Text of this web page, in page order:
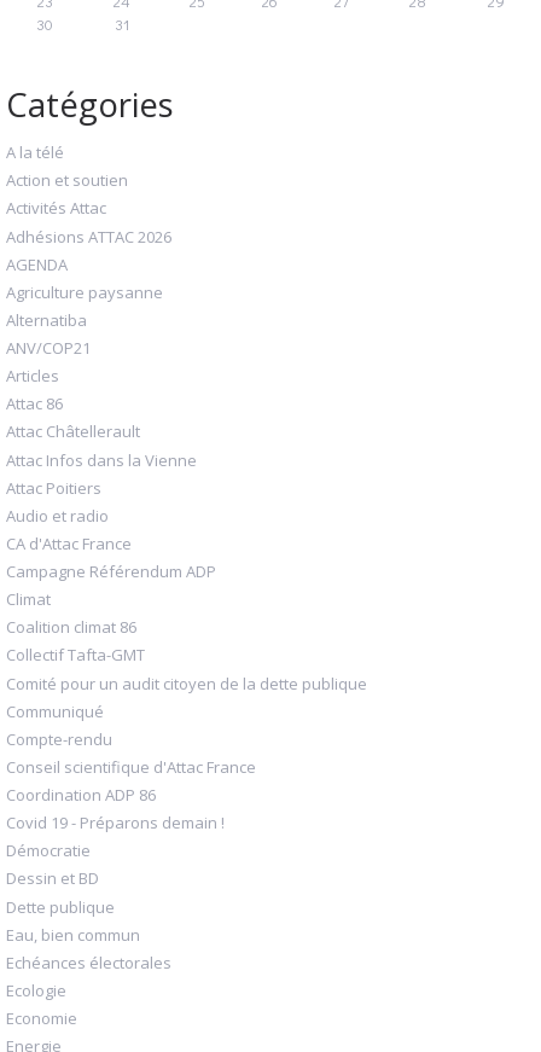
30
31
Catégories
A la télé
Action et soutien
Activités Attac
Adhésions ATTAC 2026
AGENDA
Agriculture paysanne
Alternatiba
ANV/COP21
Articles
Attac 86
Attac Châtellerault
Attac Infos dans la Vienne
Attac Poitiers
Audio et radio
CA d'Attac France
Campagne Référendum ADP
Climat
Coalition climat 86
Collectif Tafta-GMT
Comité pour un audit citoyen de la dette publique
Communiqué
Compte-rendu
Conseil scientifique d'Attac France
Coordination ADP 86
Covid 19 - Préparons demain !
Démocratie
Dessin et BD
Dette publique
Eau, bien commun
Echéances électorales
Ecologie
Economie
Energie